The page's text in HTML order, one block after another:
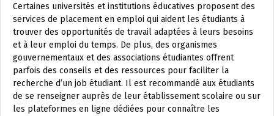
Certaines universités et institutions éducatives proposent des
services de placement en emploi qui aident les étudiants à
trouver des opportunités de travail adaptées à leurs besoins
et à leur emploi du temps. De plus, des organismes
gouvernementaux et des associations étudiantes offrent
parfois des conseils et des ressources pour faciliter la
recherche d’un job étudiant. Il est recommandé aux étudiants
de se renseigner auprès de leur établissement scolaire ou sur
les plateformes en ligne dédiées pour connaître les